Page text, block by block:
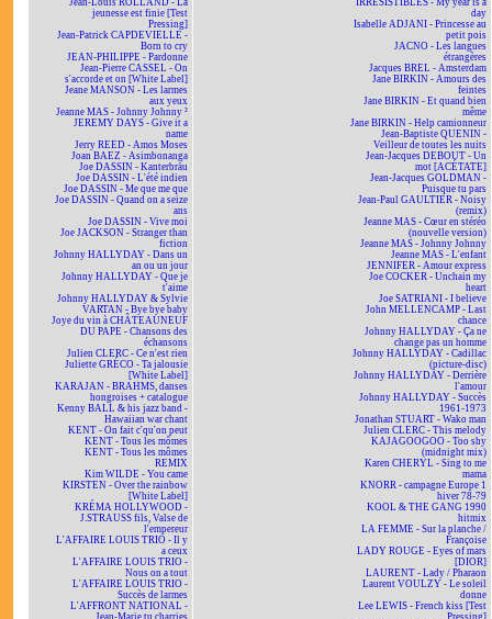
Jean-Louis ROLLAND - La
jeunesse est finie [Test
Pressing]
Jean-Patrick CAPDEVIELLE -
Born to cry
JEAN-PHILIPPE - Pardonne
Jean-Pierre CASSEL - On
s'accorde et on [White Label]
Jeane MANSON - Les larmes
aux yeux
Jeanne MAS - Johnny Johnny ²
JEREMY DAYS - Give it a
name
Jerry REED - Amos Moses
Joan BAEZ - Asimbonanga
Joe DASSIN - Kanterbräu
Joe DASSIN - L'été indien
Joe DASSIN - Me que me que
Joe DASSIN - Quand on a seize
ans
Joe DASSIN - Vive moi
Joe JACKSON - Stranger than
fiction
Johnny HALLYDAY - Dans un
an ou un jour
Johnny HALLYDAY - Que je
t'aime
Johnny HALLYDAY & Sylvie
VARTAN - Bye bye baby
Joye du vin à CHÂTEAUNEUF
DU PAPE - Chansons des
échansons
Julien CLERC - Ce n'est rien
Juliette GRÉCO - Ta jalousie
[White Label]
KARAJAN - BRAHMS, danses
hongroises + catalogue
Kenny BALL & his jazz band -
Hawaiian war chant
KENT - On fait c'qu'on peut
KENT - Tous les mômes
KENT - Tous les mômes
REMIX
Kim WILDE - You came
KIRSTEN - Over the rainbow
[White Label]
KRÉMA HOLLYWOOD -
J.STRAUSS fils, Valse de
l'empereur
L'AFFAIRE LOUIS TRIO - Il y
a ceux
L'AFFAIRE LOUIS TRIO -
Nous on a tout
L'AFFAIRE LOUIS TRIO -
Succès de larmes
L'AFFRONT NATIONAL -
Jean-Marie tu charries
IRRÉSISTIBLES - My year is a
day
Isabelle ADJANI - Princesse au
petit pois
JACNO - Les langues
étrangères
Jacques BREL - Amsterdam
Jane BIRKIN - Amours des
feintes
Jane BIRKIN - Et quand bien
même
Jane BIRKIN - Help camionneur
Jean-Baptiste QUENIN -
Veilleur de toutes les nuits
Jean-Jacques DEBOUT - Un
mot [ACÉTATE]
Jean-Jacques GOLDMAN -
Puisque tu pars
Jean-Paul GAULTIER - Noisy
(remix)
Jeanne MAS - Cœur en stéréo
(nouvelle version)
Jeanne MAS - Johnny Johnny
Jeanne MAS - L'enfant
JENNIFER - Amour express
Joe COCKER - Unchain my
heart
Joe SATRIANI - I believe
John MELLENCAMP - Last
chance
Johnny HALLYDAY - Ça ne
change pas un homme
Johnny HALLYDAY - Cadillac
(picture-disc)
Johnny HALLYDAY - Derrière
l'amour
Johnny HALLYDAY - Succès
1961-1973
Jonathan STUART - Wako man
Julien CLERC - This melody
KAJAGOOGOO - Too shy
(midnight mix)
Karen CHERYL - Sing to me
mama
KNORR - campagne Europe 1
hiver 78-79
KOOL & THE GANG 1990
hitmix
LA FEMME - Sur la planche /
Françoise
LADY ROUGE - Eyes of mars
[DIOR]
LAURENT - Lady / Pharaon
Laurent VOULZY - Le soleil
donne
Lee LEWIS - French kiss [Test
Pressing]